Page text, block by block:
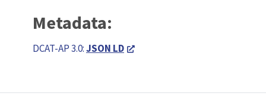
Metadata:
DCAT-AP 3.0:JSON LD